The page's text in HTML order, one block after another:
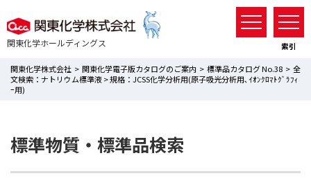
関東化学ホールディングス 索引
関東化学株式会社 > 関東化学電子版カタログのご案内 > 標準品カタログ No.38 > 全
文検索：ナトリウム標準液 > 規格：JCSS化学分析用(原子吸光分析用､ｲｵﾝｸﾛﾏﾄｸﾞﾗﾌｨ
ｰ用)
標準物質・標準品検索